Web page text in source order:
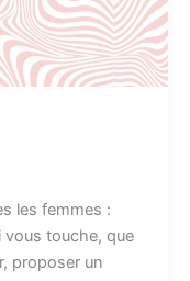
les femmes :
touche, que
proposer un